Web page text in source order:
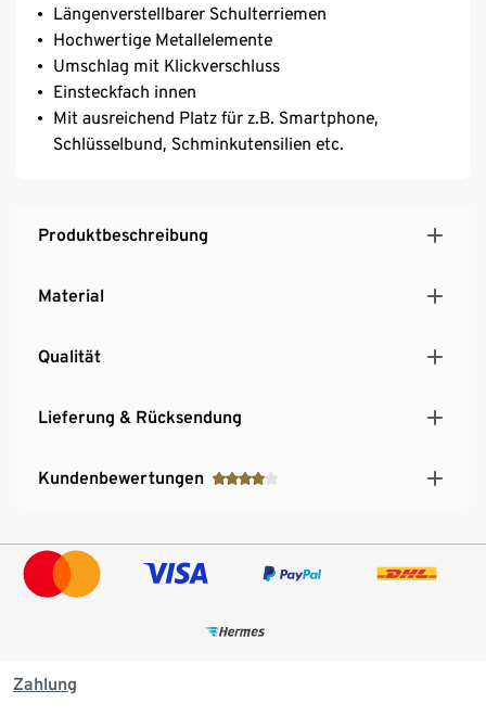
Längenverstellbarer Schulterriemen
Hochwertige Metallelemente
Umschlag mit Klickverschluss
Einsteckfach innen
Mit ausreichend Platz für z.B. Smartphone,
Schlüsselbund, Schminkutensilien etc.
Produktbeschreibung
Material
Qualität
Lieferung & Rücksendung
Kundenbewertungen
Zahlung